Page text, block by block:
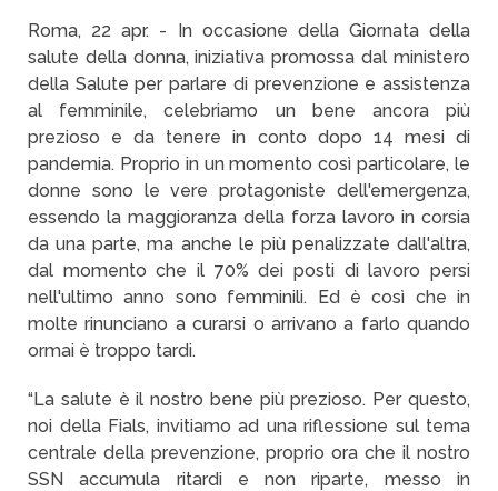
Roma, 22 apr. - In occasione della Giornata della
salute della donna, iniziativa promossa dal ministero
della Salute per parlare di prevenzione e assistenza
al femminile, celebriamo un bene ancora più
prezioso e da tenere in conto dopo 14 mesi di
pandemia. Proprio in un momento così particolare, le
donne sono le vere protagoniste dell'emergenza,
essendo la maggioranza della forza lavoro in corsia
da una parte, ma anche le più penalizzate dall'altra,
dal momento che il 70% dei posti di lavoro persi
nell'ultimo anno sono femminili. Ed è così che in
molte rinunciano a curarsi o arrivano a farlo quando
ormai è troppo tardi.
“La salute è il nostro bene più prezioso. Per questo,
noi della Fials, invitiamo ad una riflessione sul tema
centrale della prevenzione, proprio ora che il nostro
SSN accumula ritardi e non riparte, messo in